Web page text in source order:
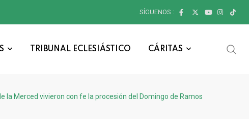
SÍGUENOS :
TRIBUNAL ECLESIÁSTICO CÁRITAS
la Merced vivieron con fe la procesión del Domingo de Ramos